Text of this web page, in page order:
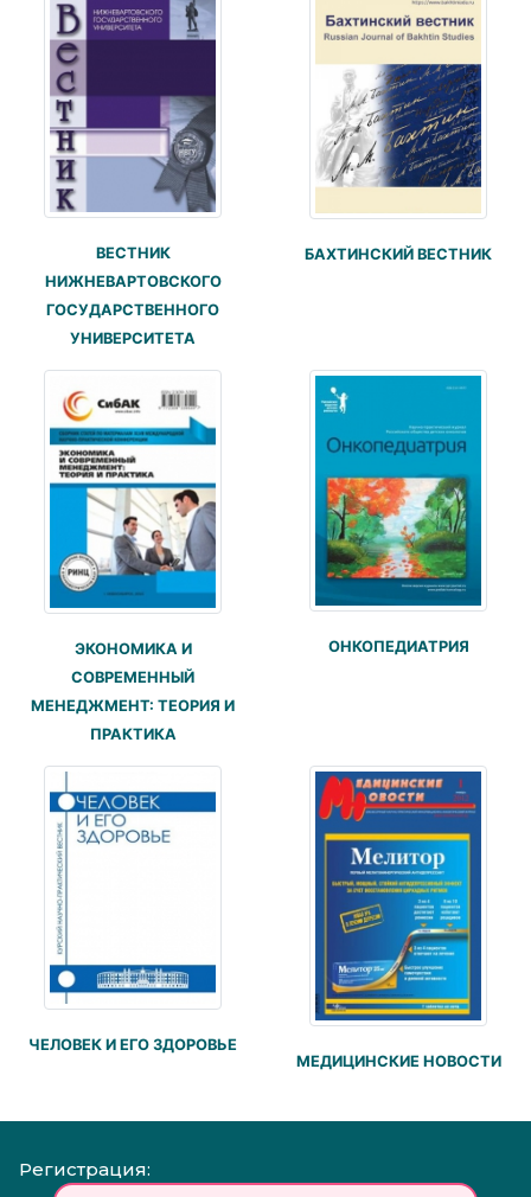
ВЕСТНИК
НИЖНЕВАРТОВСКОГО
ГОСУДАРСТВЕННОГО
УНИВЕРСИТЕТА
БАХТИНСКИЙ ВЕСТНИК
ЭКОНОМИКА И
СОВРЕМЕННЫЙ
МЕНЕДЖМЕНТ: ТЕОРИЯ И
ПРАКТИКА
ОНКОПЕДИАТРИЯ
ЧЕЛОВЕК И ЕГО ЗДОРОВЬЕ
МЕДИЦИНСКИЕ НОВОСТИ
Регистрация: